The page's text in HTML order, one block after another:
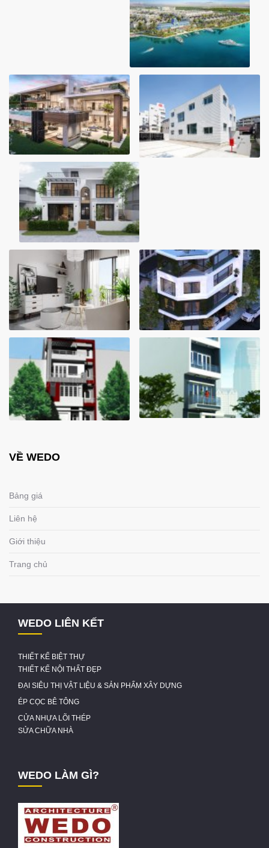
VỀ WEDO
Bảng giá
Liên hệ
Giới thiệu
Trang chủ
WEDO LIÊN KẾT
THIẾT KẾ BIỆT THỰ
THIẾT KẾ NỘI THẤT ĐẸP
ĐẠI SIÊU THỊ VẬT LIỆU & SẢN PHẨM XÂY DỰNG
ÉP CỌC BÊ TÔNG
CỬA NHỰA LÕI THÉP
SỬA CHỮA NHÀ
WEDO LÀM GÌ?